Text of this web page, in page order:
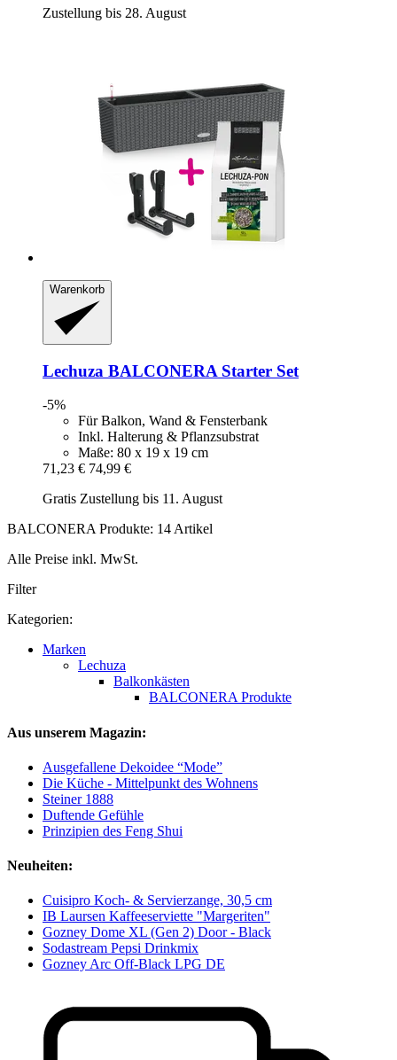
Zustellung bis 28. August
Warenkorb
Lechuza BALCONERA Starter Set
-5%
Für Balkon, Wand & Fensterbank
Inkl. Halterung & Pflanzsubstrat
Maße: 80 x 19 x 19 cm
71,23 € 74,99 €
Gratis Zustellung bis 11. August
BALCONERA Produkte: 14 Artikel
Alle Preise inkl. MwSt.
Filter
Kategorien:
Marken
Lechuza
Balkonkästen
BALCONERA Produkte
Aus unserem Magazin:
Ausgefallene Dekoidee “Mode”
Die Küche - Mittelpunkt des Wohnens
Steiner 1888
Duftende Gefühle
Prinzipien des Feng Shui
Neuheiten:
Cuisipro Koch- & Servierzange, 30,5 cm
IB Laursen Kaffeeserviette "Margeriten"
Gozney Dome XL (Gen 2) Door - Black
Sodastream Pepsi Drinkmix
Gozney Arc Off-Black LPG DE